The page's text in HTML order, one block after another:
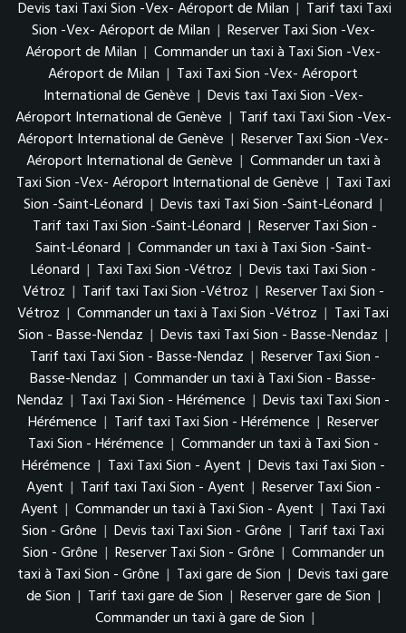
Devis taxi Taxi Sion -Vex- Aéroport de Milan | Tarif taxi Taxi
Sion -Vex- Aéroport de Milan | Reserver Taxi Sion -Vex-
Aéroport de Milan | Commander un taxi à Taxi Sion -Vex-
Aéroport de Milan | Taxi Taxi Sion -Vex- Aéroport
International de Genève | Devis taxi Taxi Sion -Vex-
Aéroport International de Genève | Tarif taxi Taxi Sion -Vex-
Aéroport International de Genève | Reserver Taxi Sion -Vex-
Aéroport International de Genève | Commander un taxi à
Taxi Sion -Vex- Aéroport International de Genève | Taxi Taxi
Sion -Saint-Léonard | Devis taxi Taxi Sion -Saint-Léonard |
Tarif taxi Taxi Sion -Saint-Léonard | Reserver Taxi Sion -
Saint-Léonard | Commander un taxi à Taxi Sion -Saint-
Léonard | Taxi Taxi Sion -Vétroz | Devis taxi Taxi Sion -
Vétroz | Tarif taxi Taxi Sion -Vétroz | Reserver Taxi Sion -
Vétroz | Commander un taxi à Taxi Sion -Vétroz | Taxi Taxi
Sion - Basse-Nendaz | Devis taxi Taxi Sion - Basse-Nendaz |
Tarif taxi Taxi Sion - Basse-Nendaz | Reserver Taxi Sion -
Basse-Nendaz | Commander un taxi à Taxi Sion - Basse-
Nendaz | Taxi Taxi Sion - Hérémence | Devis taxi Taxi Sion -
Hérémence | Tarif taxi Taxi Sion - Hérémence | Reserver
Taxi Sion - Hérémence | Commander un taxi à Taxi Sion -
Hérémence | Taxi Taxi Sion - Ayent | Devis taxi Taxi Sion -
Ayent | Tarif taxi Taxi Sion - Ayent | Reserver Taxi Sion -
Ayent | Commander un taxi à Taxi Sion - Ayent | Taxi Taxi
Sion - Grône | Devis taxi Taxi Sion - Grône | Tarif taxi Taxi
Sion - Grône | Reserver Taxi Sion - Grône | Commander un
taxi à Taxi Sion - Grône | Taxi gare de Sion | Devis taxi gare
de Sion | Tarif taxi gare de Sion | Reserver gare de Sion |
Commander un taxi à gare de Sion |